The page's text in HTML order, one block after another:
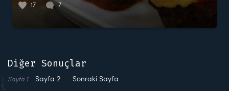
17 7
Diğer Sonuçlar
Sayfa 1 Sayfa 2 Sonraki Sayfa